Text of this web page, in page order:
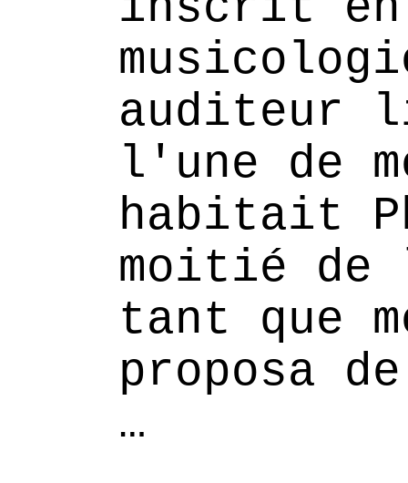
auditeur
l'une de
habitait
moitié de
tant que
proposa
…